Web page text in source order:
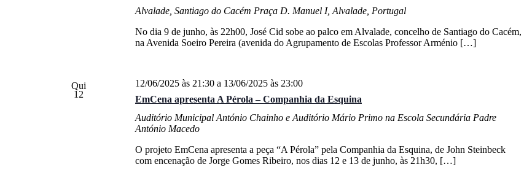
Alvalade, Santiago do Cacém Praça D. Manuel I, Alvalade, Portugal
No dia 9 de junho, às 22h00, José Cid sobe ao palco em Alvalade, concelho de Santiago do Cacém,
na Avenida Soeiro Pereira (avenida do Agrupamento de Escolas Professor Arménio […]
Qui
12
EmCena apresenta A Pérola – Companhia da Esquina
12/06/2025 às 21:30a 13/06/2025 às 23:00
Auditório Municipal António Chainho e Auditório Mário Primo na Escola Secundária Padre
António Macedo
O projeto EmCena apresenta a peça “A Pérola” pela Companhia da Esquina, de John Steinbeck
com encenação de Jorge Gomes Ribeiro, nos dias 12 e 13 de junho, às 21h30, […]